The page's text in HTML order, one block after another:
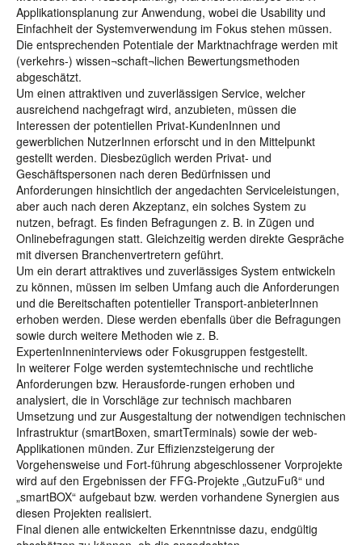
Applikationsplanung zur Anwendung, wobei die Usability und
Einfachheit der Systemverwendung im Fokus stehen müssen.
Die entsprechenden Potentiale der Marktnachfrage werden mit
(verkehrs-) wissen¬schaft¬lichen Bewertungsmethoden
abgeschätzt.
Um einen attraktiven und zuverlässigen Service, welcher
ausreichend nachgefragt wird, anzubieten, müssen die
Interessen der potentiellen Privat-KundenInnen und
gewerblichen NutzerInnen erforscht und in den Mittelpunkt
gestellt werden. Diesbezüglich werden Privat- und
Geschäftspersonen nach deren Bedürfnissen und
Anforderungen hinsichtlich der angedachten Serviceleistungen,
aber auch nach deren Akzeptanz, ein solches System zu
nutzen, befragt. Es finden Befragungen z. B. in Zügen und
Onlinebefragungen statt. Gleichzeitig werden direkte Gespräche
mit diversen Branchenvertretern geführt.
Um ein derart attraktives und zuverlässiges System entwickeln
zu können, müssen im selben Umfang auch die Anforderungen
und die Bereitschaften potentieller Transport-anbieterInnen
erhoben werden. Diese werden ebenfalls über die Befragungen
sowie durch weitere Methoden wie z. B.
ExpertenInneninterviews oder Fokusgruppen festgestellt.
In weiterer Folge werden systemtechnische und rechtliche
Anforderungen bzw. Herausforde-rungen erhoben und
analysiert, die in Vorschläge zur technisch machbaren
Umsetzung und zur Ausgestaltung der notwendigen technischen
Infrastruktur (smartBoxen, smartTerminals) sowie der web-
Applikationen münden. Zur Effizienzsteigerung der
Vorgehensweise und Fort-führung abgeschlossener Vorprojekte
wird auf den Ergebnissen der FFG-Projekte „GutzuFuß“ und
„smartBOX“ aufgebaut bzw. werden vorhandene Synergien aus
diesen Projekten realisiert.
Final dienen alle entwickelten Erkenntnisse dazu, endgültig